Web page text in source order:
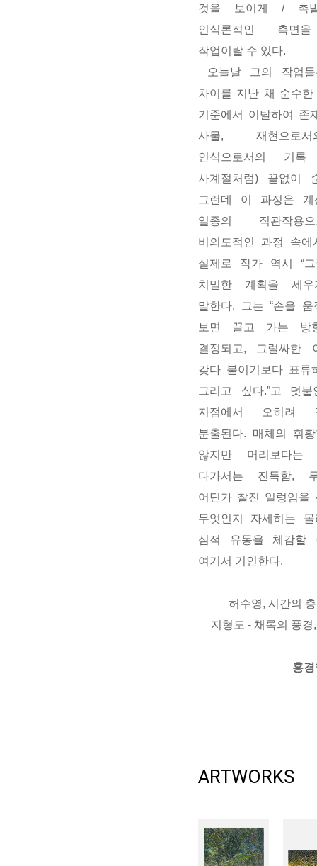
것을 보이게 / 촉
인식론적인 측면
작업이랄 수 있다.
오늘날 그의 작업
차이를 지난 채 순수
기준에서 이탈하여 존
사물, 재현으로
인식으로서의 기
사계절처럼) 끝없이
그런데 이 과정은 계
일종의 직관작용
비의도적인 과정 속에
실제로 작가 역시 “
치밀한 계획을 세우
말한다. 그는 “손을 움
보면 끌고 가는 방
결정되고, 그럴싸한
갖다 붙이기보다 표류
그리고 싶다.”고 덧
지점에서 오히려
분출된다. 매체의 휘
않지만 머리보다는
다가서는 진득함,
어딘가 찰진 일렁임을
무엇인지 자세히는
심적 유동을 체감할
여기서 기인한다.
허수영, 시간의
지형도- 채록의 풍
홍
ARTWORKS